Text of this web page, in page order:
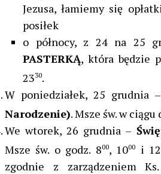
Jezusa, łamiemy się
posiłek
o północy, z 24 na 25
PASTERKĄ, która będzie
2330.
W poniedziałek, 25 grudnia
Narodzenie). Msze św. w
We wtorek, 26 grudnia –
Msze św. o godz. 800, 1000 i 12
zgodnie z zarządzeniem